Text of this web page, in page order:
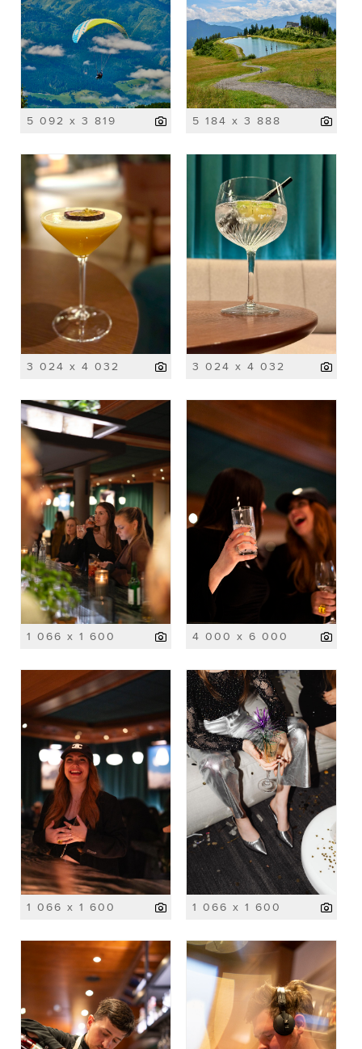
5 092 x 3 819 5 184 x 3 888
3 024 x 4 032 3 024 x 4 032
1 066 x 1 600 4 000 x 6 000
1 066 x 1 600 1 066 x 1 600